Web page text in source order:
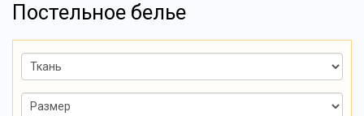
Постельное белье